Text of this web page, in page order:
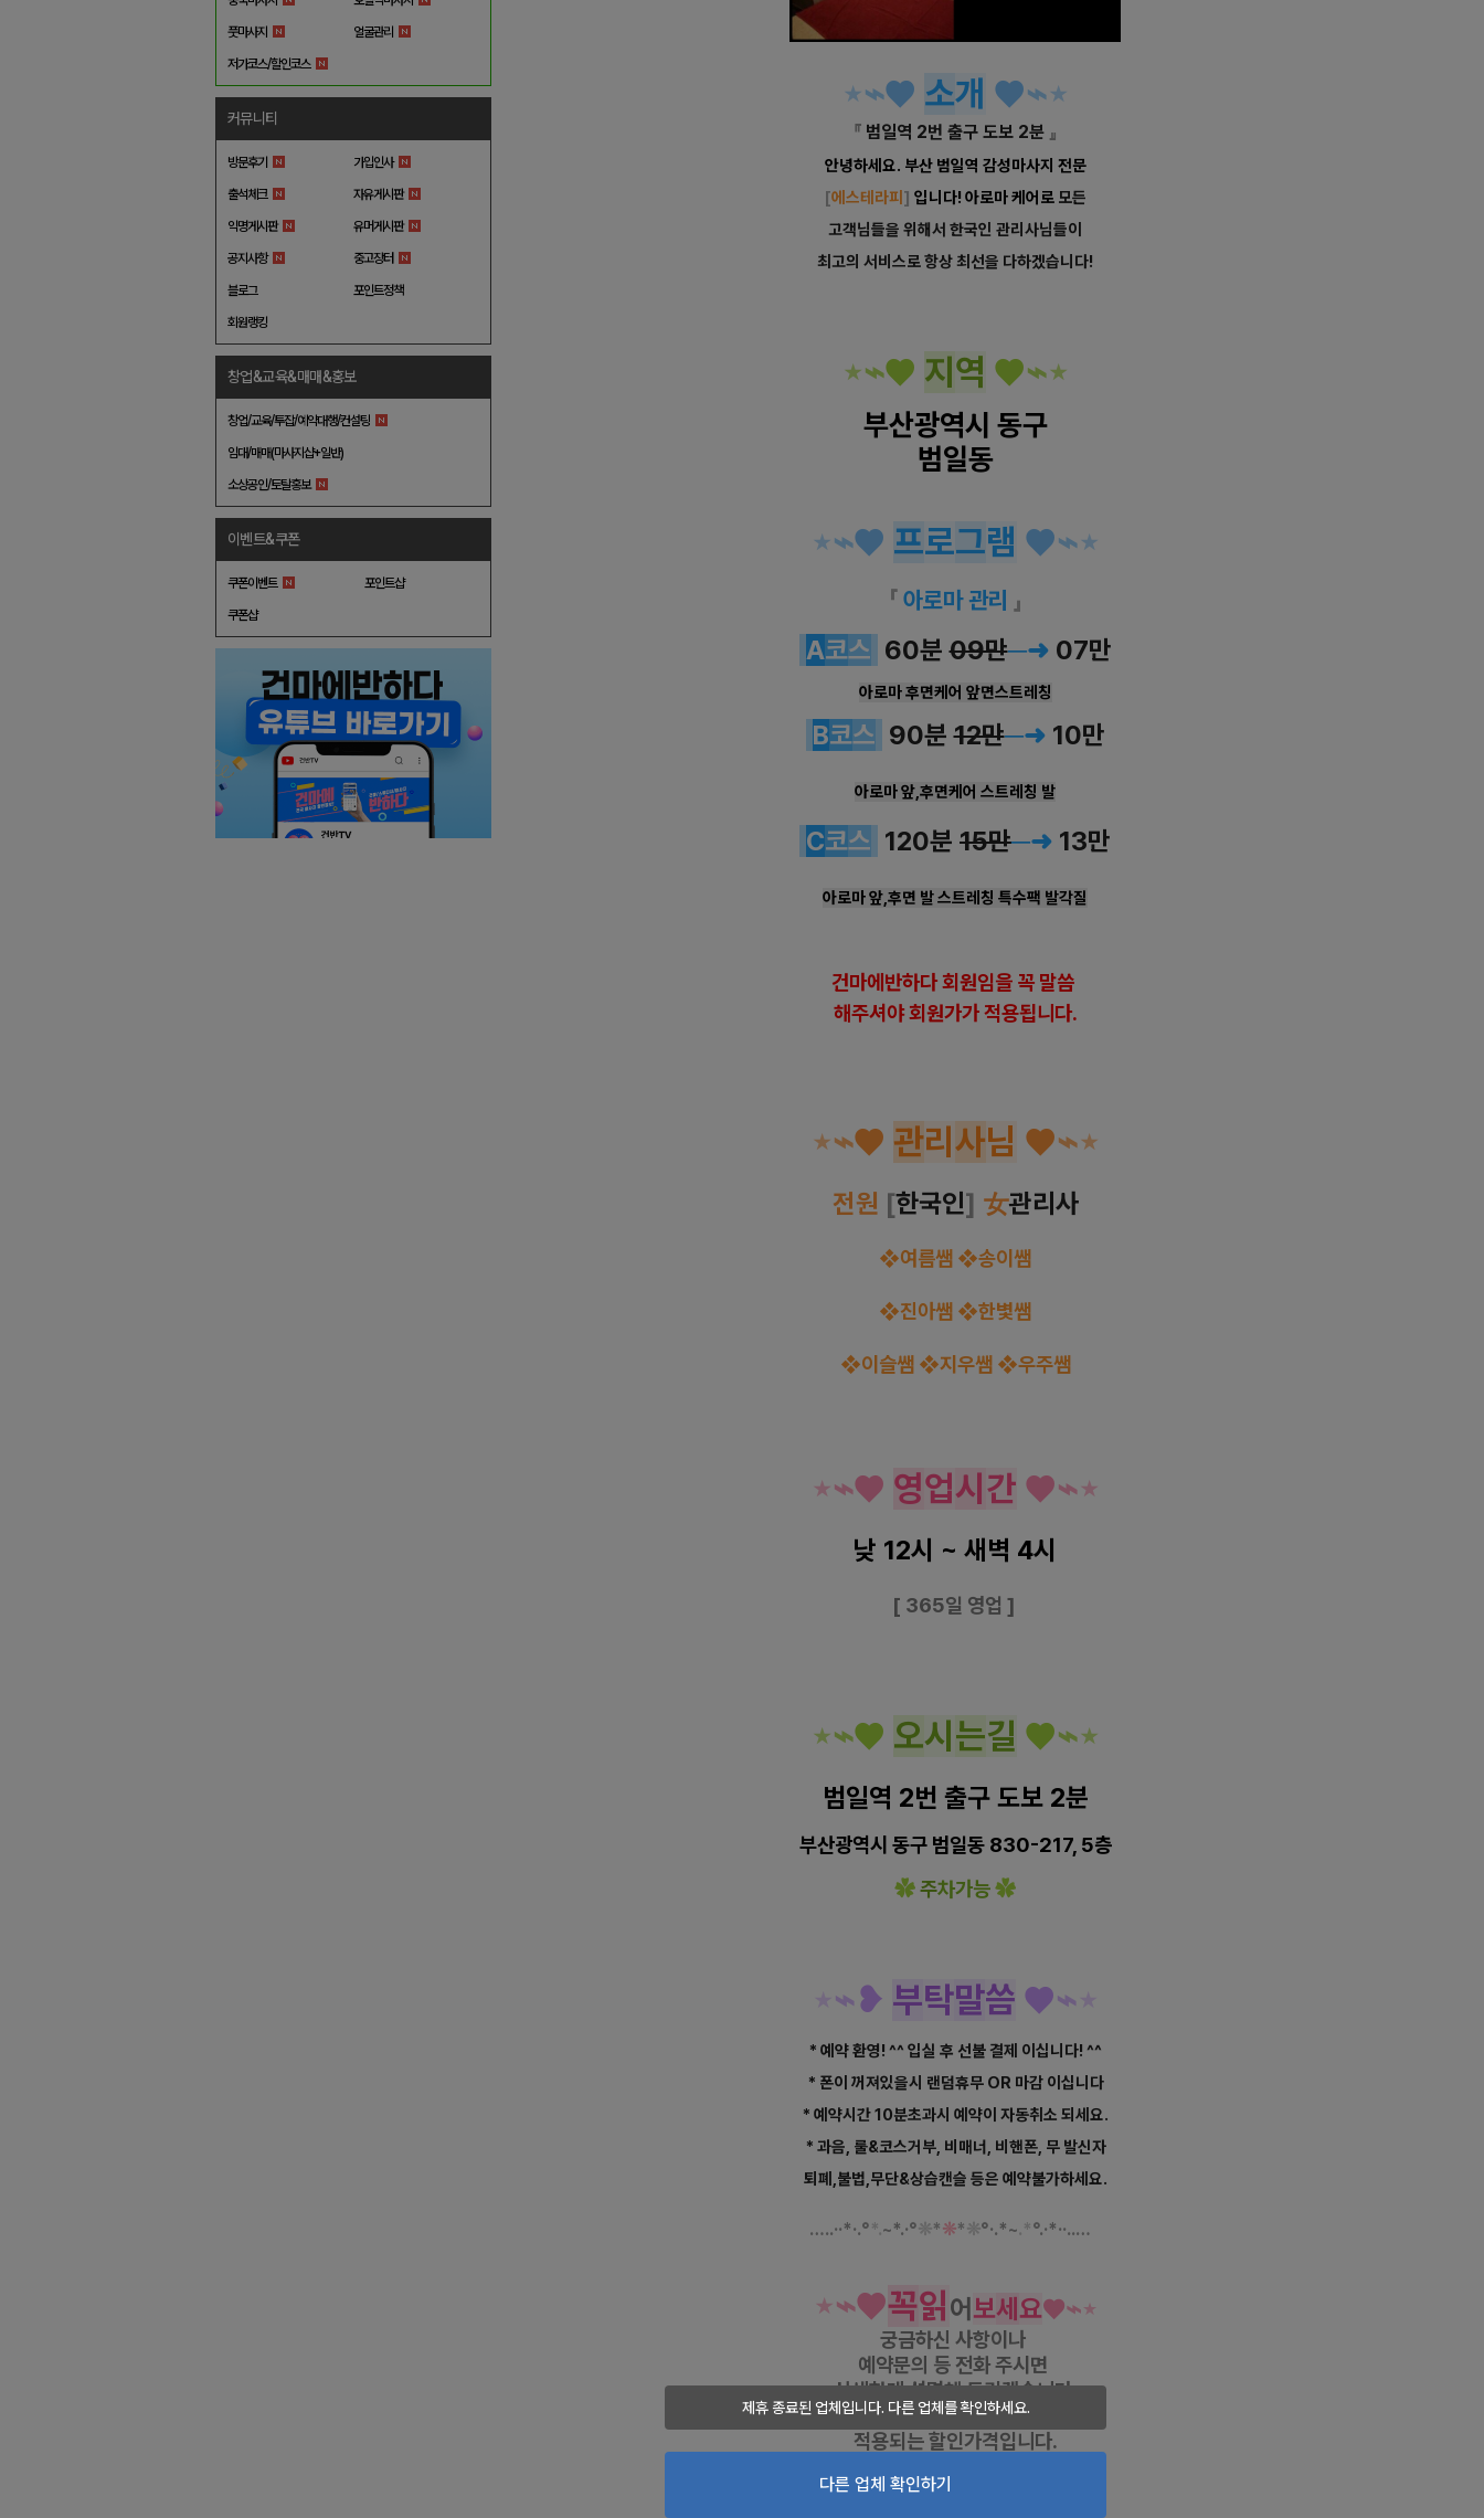
풋마사지 얼굴관리
저가코스/할인코스
커뮤니티
방문후기 가입인사
출석체크 자유게시판
익명게시판 유머게시판
공지사항 중고장터
블로그 포인트정책
회원랭킹
창업&교육&매매&홍보
창업/교육/투잡/예약대행/컨설팅
임대/매매(마사지샵+일반)
소상공인/토탈홍보
이벤트&쿠폰
쿠폰이벤트 포인트샵
쿠폰샵
제휴 종료된 업체입니다. 다른 업체를 확인하세요.
다른 업체 확인하기
⋆⌁♥ 소개 ♥⌁⋆
『 범일역 2번 출구 도보 2분 』
안녕하세요. 부산 범일역 감성마사지 전문
[에스테라피 ] 입니다! 아로마 케어로 모든
고객님들을 위해서 한국인 관리사님들이
최고의 서비스로 항상 최선을 다하겠습니다!
⋆⌁♥ 지 역 ♥⌁⋆
부산광역시 동구
범일동
⋆⌁♥ 프로그램 ♥⌁⋆
「 아로마 관리 」
A코스 60분09만─➜07만
아로마 후면케어 앞면스트레칭
B코스 90분12만─➜10만
아로마 앞,후면케어 스트레칭 발
C코스 120분 15만─➜ 13만
아로마 앞,후면 발 스트레칭 특수팩 발각질
건마에반하다 회원임을 꼭 말씀
해주셔야 회원가가 적용됩니다.
⋆⌁♥ 관리 사님 ♥⌁⋆
전원 [한국인] 女관리사
❖여름쌤 ❖송이쌤
❖진아쌤 ❖한볓쌤
❖이슬쌤 ❖지우쌤 ❖우주쌤
⋆⌁♥ 영업시 간 ♥⌁⋆
낮 12시 ~ 새벽 4시
[ 365일 영업 ]
⋆⌁♥ 오시 는길 ♥⌁⋆
범일역 2번 출구 도보 2분
부산광역시 동구 범일동 830-217, 5층
✿주차가능✿
⌁❥ 부탁말씀 ♥⌁
* 예약 환영! ^^ 입실 후 선불 결제 이십니다! ^^
* 폰이 꺼져있을시 랜덤휴무 OR 마감 이십니다
* 예약시간 10분초과시 예약이 자동취소 되세요.
* 과음, 룰&코스거부, 비매너, 비핸폰, 무 발신자
퇴폐,불법,무단&상습캔슬 등은 예약불가하세요.
…..··*·.°*.~*.·°❊*❊*❊°·.*~.*°.·*··..…
⋆⌁♥꼭읽어 보세 요♥⌁⋆
궁금하신 사항이나
예약문의 등 전화 주시면
상세하게 설명해 드리겠습니다.
사전예약 및 현금결제 시
적용되는 할인가격입니다.
부산 범일역 에스테라피 스웨디시 마사지,